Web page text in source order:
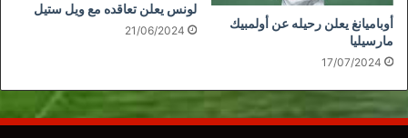
أوباميانغ يعلن رحيله عن أولمبيك
مارسيليا
17/07/2024
لونس يعلن تعاقده مع ويل ستيل
21/06/2024